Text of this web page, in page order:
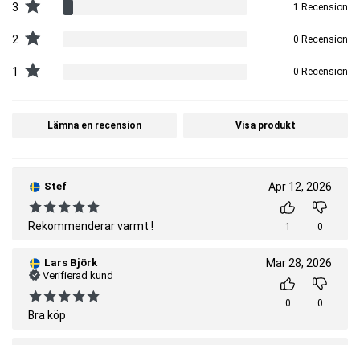
3 1 Recension
2 0 Recension
1 0 Recension
Lämna en recension Visa produkt
Stef
Rekommenderar varmt !
Apr 12, 2026
1 0
Lars Björk
Verifierad kund
Bra köp
Mar 28, 2026
0 0